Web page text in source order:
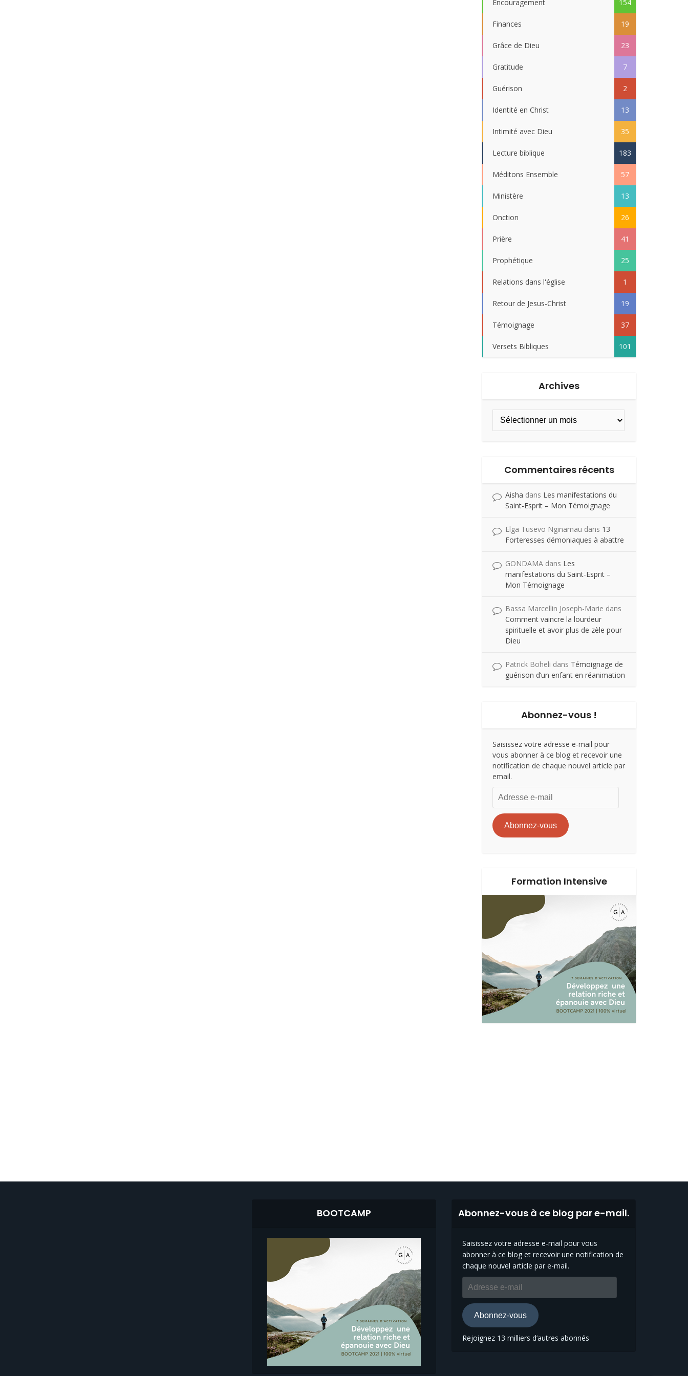
Encouragement 154
Finances 19
Grâce de Dieu 23
Gratitude 7
Guérison 2
Identité en Christ 13
Intimité avec Dieu 35
Lecture biblique 183
Méditons Ensemble 57
Ministère 13
Onction 26
Prière 41
Prophétique 25
Relations dans l'église 1
Retour de Jesus-Christ 19
Témoignage 37
Versets Bibliques 101
Archives
Commentaires récents
Aisha dans Les manifestations du
Saint-Esprit – Mon Témoignage
Elga Tusevo Nginamau dans 13
Forteresses démoniaques à abattre
GONDAMA dans Les
manifestations du Saint-Esprit –
Mon Témoignage
Bassa Marcellin Joseph-Marie dans
Comment vaincre la lourdeur
spirituelle et avoir plus de zèle pour
Dieu
Patrick Boheli dans Témoignage de
guérison d’un enfant en réanimation
Abonnez-vous !
Saisissez votre adresse e-mail pour
vous abonner à ce blog et recevoir une
notification de chaque nouvel article par
email.
Adresse
e-
mail
Abonnez-vous
Formation Intensive
BOOTCAMP Abonnez-vous à ce blog par e-mail.
Saisissez votre adresse e-mail pour vous
abonner à ce blog et recevoir une notification de
chaque nouvel article par e-mail.
Adresse
e-
mail
Abonnez-vous
Rejoignez 13 milliers d’autres abonnés